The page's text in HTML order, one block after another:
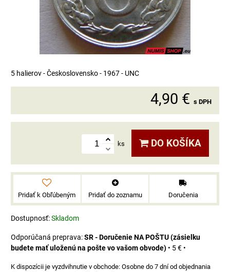
5 halierov - Československo - 1967 - UNC
4,90 € s DPH
ks DO KOŠÍKA
Pridať k Obľúbeným Pridať do zoznamu Doručenia
Dostupnosť:Skladom
SR - Doručenie NA POŠTU (zásielku
budete mať uloženú na pošte vo vašom obvode) • 5 € •
Osobne do 7 dní od objednania